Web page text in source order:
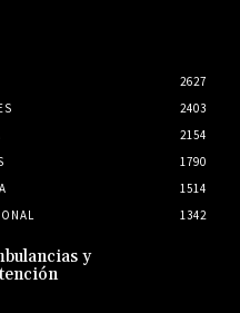
2627
2403
2154
1790
1514
1342
y